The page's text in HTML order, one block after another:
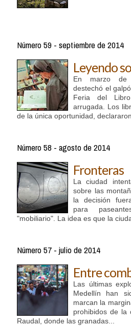
Número 59 - septiembre de 2014
Leyendo
En marzo de
destechó el
Feria del
arrugada. Los
de la única oportunidad, declararon
Número 58 - agosto de 2014
Fronteras
La ciudad
sobre las
la decisión
para
"mobiliario". La idea es que la
Número 57 - julio de 2014
Entre
Las últimas
Medellín han
marcan la
prohibidos de la
Raudal, donde las granadas...